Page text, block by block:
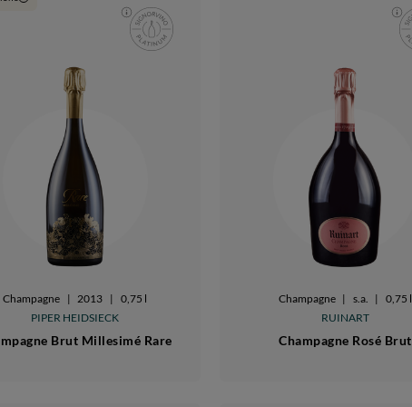
Champagne | 2013 | 0,75 l
PIPER HEIDSIECK
Brut Millesimé Rare
Champagne | s.a. |
0,75 l
RUINART
Champagne Rosé Brut